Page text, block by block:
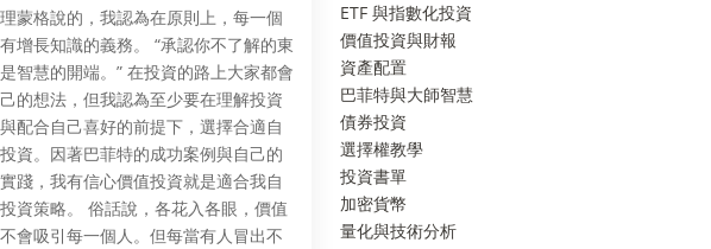
蒙格說的，我認為在原則上，每一個
增長知識的義務。 “承認你不了解的東
智慧的開端。” 在投資的路上大家都會
的想法，但我認為至少要在理解投資
配合自己喜好的前提下，選擇合適自
資。因著巴菲特的成功案例與自己的
踐，我有信心價值投資就是適合我自
資策略。 俗話說，各花入各眼，價值
會吸引每一個人。但每當有人冒出不
ETF 與指數化投資
價值投資與財報
資產配置
巴菲特與大師智慧
債券投資
選擇權教學
投資書單
加密貨幣
量化與技術分析